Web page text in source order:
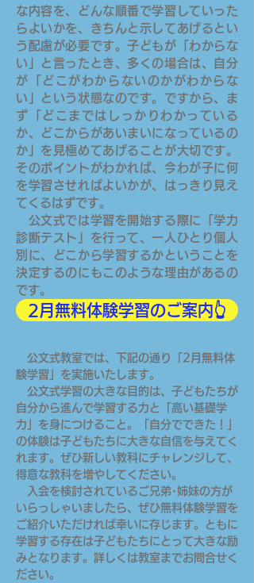
な内容を、どんな順番で学習していった
らよいかを、きちんと示してあげるとい
う配慮が必要です。子どもが「わからな
い」と言ったとき、多くの場合は、自分
が「どこがわからないのかがわからな
い」という状態なのです。ですから、ま
ず「どこまではしっかりわかっている
か、どこからがあいまいになっているの
か」を見極めてあげることが大切です。
そのポイントがわかれば、今わが子に何
を学習させればよいかが、はっきり見え
てくるはずです。
公文式では学習を開始する際に「学力
診断テスト」を行って、一人ひとり個人
別に、どこから学習するかということを
決定するのにもこのような理由があるの
です。
2月無料体験学習のご案内👆
公文式教室では、下記の通り「2月無料体
験学習」を実施いたします。
公文式学習の大きな目的は、子どもたちが
自分から進んで学習する力と「高い基礎学
力」を身につけること。「自分でできた！」
の体験は子どもたちに大きな自信を与えてく
れます。ぜひ新しい教科にチャレンジして、
得意な教科を増やしてください。
入会を検討されているご兄弟･姉妹の方が
いらっしゃいましたら、ぜひ無料体験学習を
ご紹介いただければ幸いに存じます。ともに
学習する存在は子どもたちにとって大きな励
みとなります。詳しくは教室までお問合せく
ださい。